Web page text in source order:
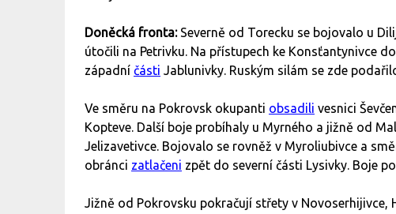
Doněcká fronta: Severně od Torecku se bojovalo u
útočili na Petrivku. Na přístupech ke Konsťantynivce
západní části Jablunivky. Ruským silám se zde
Ve směru na Pokrovsk okupanti obsadili vesnici
Kopteve. Další boje probíhaly u Myrného a jižně od
Jelizavetivce. Bojovalo se rovněž v Myroliubivce a
obránci zatlačeni zpět do severní části Lysivky. Boje
Jižně od Pokrovsku pokračují střety v Novoserhijivce,